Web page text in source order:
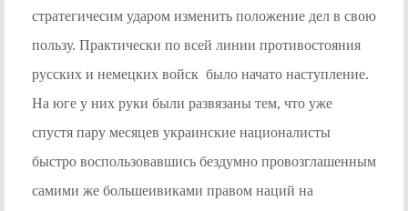
стратегичесим ударом изменить положение дел в свою
пользу. Практически по всей линии противостояния
русских и немецких войск было начато наступление.
На юге у них руки были развязаны тем, что уже
спустя пару месяцев украинские националисты
быстро воспользовавшись бездумно провозглашенным
самими же большеивиками правом наций на